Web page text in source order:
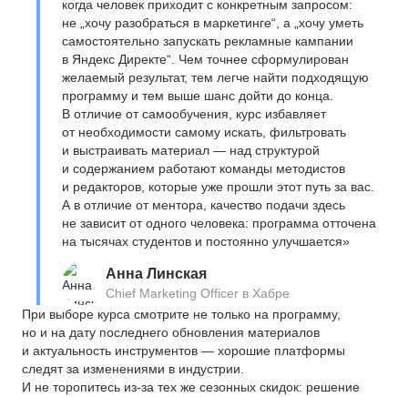
когда человек приходит с конкретным запросом:
не „хочу разобраться в маркетинге“, а „хочу уметь
самостоятельно запускать рекламные кампании
в Яндекс Директе“. Чем точнее сформулирован
желаемый результат, тем легче найти подходящую
программу и тем выше шанс дойти до конца.
В отличие от самообучения, курс избавляет
от необходимости самому искать, фильтровать
и выстраивать материал — над структурой
и содержанием работают команды методистов
и редакторов, которые уже прошли этот путь за вас.
А в отличие от ментора, качество подачи здесь
не зависит от одного человека: программа отточена
на тысячах студентов и постоянно улучшается»
Анна Линская
Chief Marketing Officer в Хабре
При выборе курса смотрите не только на программу,
но и на дату последнего обновления материалов
и актуальность инструментов — хорошие платформы
следят за изменениями в индустрии.
И не торопитесь из-за тех же сезонных скидок: решение